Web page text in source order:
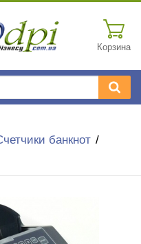
Корзина
банкнот